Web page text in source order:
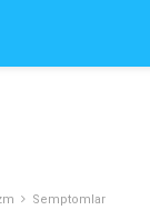
Semptomlar